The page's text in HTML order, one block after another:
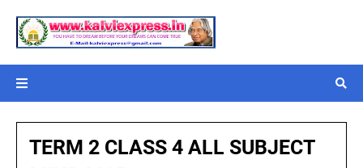
TERM 2 CLASS 4 ALL SUBJECT